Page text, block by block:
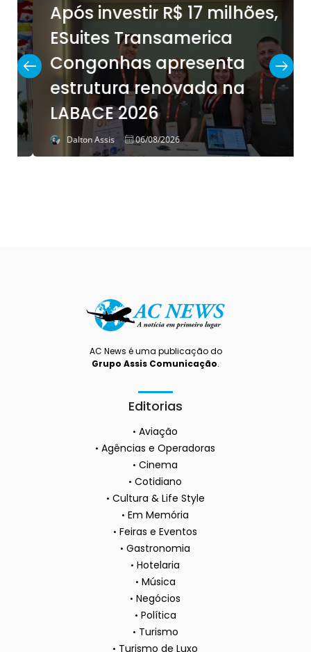
Após investir R$ 17 milhões,
ESuites Transamerica
Congonhas apresenta
estrutura renovada na
LABACE 2026
Dalton Assis 06/08/2026
AC News é uma publicação do
Grupo Assis Comunicação.
Editorias
Aviação
Agências e Operadoras
Cinema
Cotidiano
Cultura & Life Style
Em Memória
Feiras e Eventos
Gastronomia
Hotelaria
Música
Negócios
Política
Turismo
Turismo de Luxo